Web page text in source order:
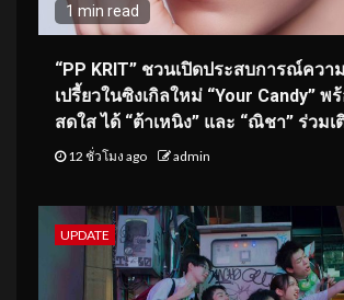
1 min read
“PP KRIT” ชวนเปิดประสบการณ์คว
เปรี้ยวในซิงเกิลใหม่ “Your Candy” พ
สดใส ได้ “ต้าเหนิง” และ “ณิชา” ร่วม
12 ชั่วโมง ago admin
UPDATE